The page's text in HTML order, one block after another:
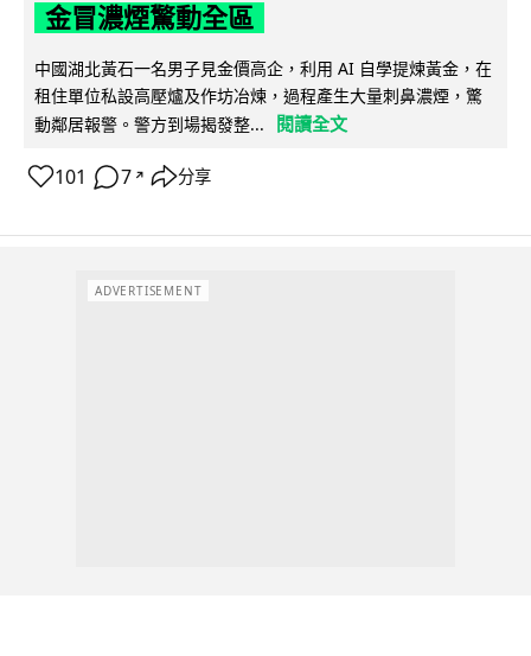
金冒濃煙驚動全區
中國湖北黃石一名男子見金價高企，利用 AI 自學提煉黃金，在
租住單位私設高壓爐及作坊冶煉，過程產生大量刺鼻濃煙，驚
動鄰居報警。警方到場揭發整...
閱讀全文
101 7 ↗ 分享
ADVERTISEMENT